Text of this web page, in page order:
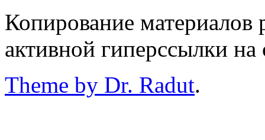
Копирование материалов
активной гиперссылки
Theme by Dr. Radut.